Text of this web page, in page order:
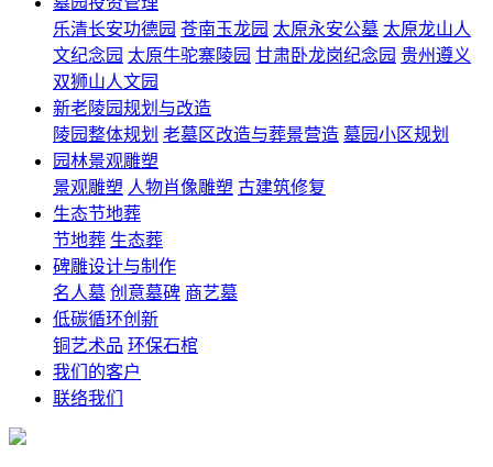
乐清长安功德园 苍南玉龙园 太原永安公墓 太原龙山人
文纪念园 太原牛驼寨陵园 甘肃卧龙岗纪念园 贵州遵义
双狮山人文园
新老陵园规划与改造
陵园整体规划 老墓区改造与葬景营造 墓园小区规划
园林景观雕塑
景观雕塑 人物肖像雕塑 古建筑修复
生态节地葬
节地葬 生态葬
碑雕设计与制作
名人墓 创意墓碑 商艺墓
低碳循环创新
铜艺术品 环保石棺
我们的客户
联络我们